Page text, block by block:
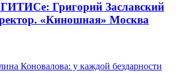
Григорий Заславский
«Киношная» Москва